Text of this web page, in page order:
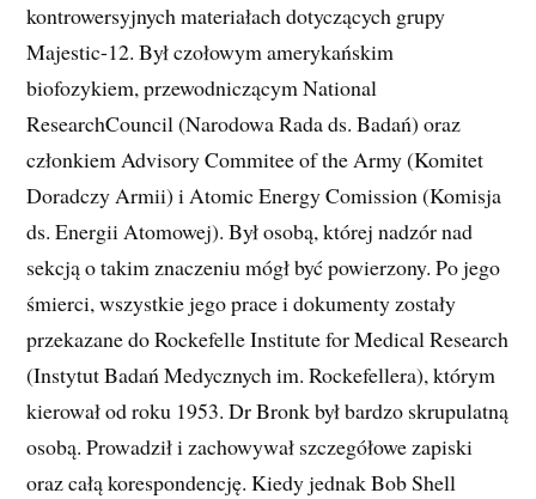
kontrowersyjnych materiałach dotyczących grupy
Majestic-12. Był czołowym amerykańskim
biofozykiem, przewodniczącym National
ResearchCouncil (Narodowa Rada ds. Badań) oraz
członkiem Advisory Commitee of the Army (Komitet
Doradczy Armii) i Atomic Energy Comission (Komisja
ds. Energii Atomowej). Był osobą, której nadzór nad
sekcją o takim znaczeniu mógł być powierzony. Po jego
śmierci, wszystkie jego prace i dokumenty zostały
przekazane do Rockefelle Institute for Medical Research
(Instytut Badań Medycznych im. Rockefellera), którym
kierował od roku 1953. Dr Bronk był bardzo skrupulatną
osobą. Prowadził i zachowywał szczegółowe zapiski
oraz całą korespondencję. Kiedy jednak Bob Shell